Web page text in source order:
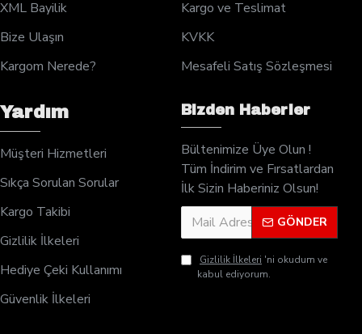
XML Bayilik
Bize Ulaşın
Kargom Nerede?
Kargo ve Teslimat
KVKK
Mesafeli Satış Sözleşmesi
Yardım
Müşteri Hizmetleri
Sıkça Sorulan Sorular
Kargo Takibi
Gizlilik İlkeleri
Hediye Çeki Kullanımı
Güvenlik İlkeleri
Bizden Haberler
Bültenimize Üye Olun !
Tüm İndirim ve Fırsatlardan
İlk Sizin Haberiniz Olsun!
GÖNDER
Gizlilik İlkeleri 'ni okudum ve
kabul ediyorum.